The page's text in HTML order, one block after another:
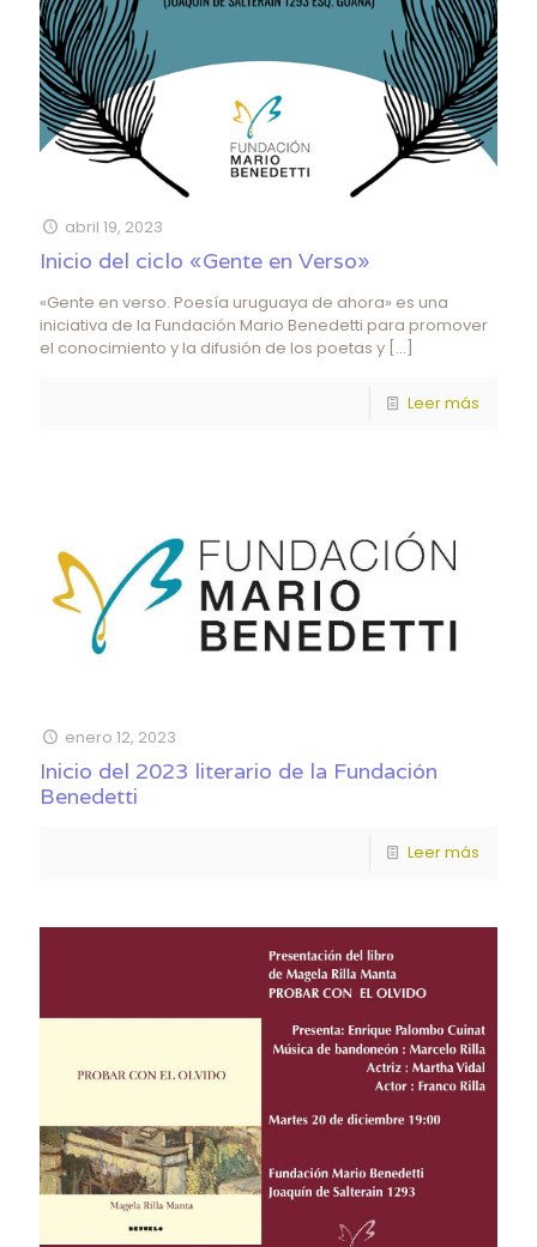
abril 19, 2023
Inicio del ciclo «Gente en Verso»
«Gente en verso. Poesía uruguaya de ahora» es una
iniciativa de la Fundación Mario Benedetti para promover
el conocimiento y la difusión de los poetas y […]
Leer más
enero 12, 2023
Inicio del 2023 literario de la Fundación
Benedetti
Leer más